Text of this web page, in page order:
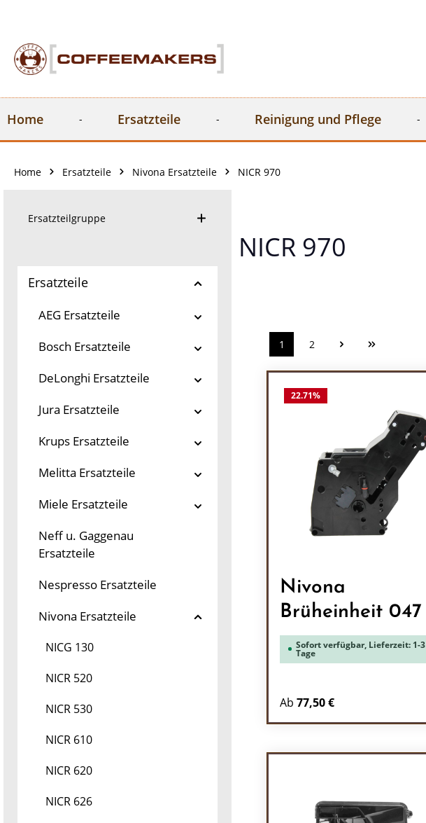
Home Ersatzteile Reinigung und Pflege
Home Ersatzteile Nivona Ersatzteile NICR 970
Ersatzteilgruppe
Ersatzteile
AEG Ersatzteile
Bosch Ersatzteile
DeLonghi Ersatzteile
Jura Ersatzteile
Krups Ersatzteile
Melitta Ersatzteile
Miele Ersatzteile
Neff u. Gaggenau
Ersatzteile
Nespresso Ersatzteile
Nivona Ersatzteile
NICG 130
NICR 520
NICR 530
NICR 610
NICR 620
NICR 626
NICR 970
Seite
1 Seite
2
22.71%
Nivona
Brüheinheit 047
Sofort verfügbar, Lieferzeit: 1-3
Tage
Ab 77,50 €